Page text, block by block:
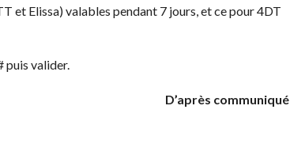
et Elissa) valables pendant 7 jours, et ce pour 4DT
puis valider.
D’après communiqué